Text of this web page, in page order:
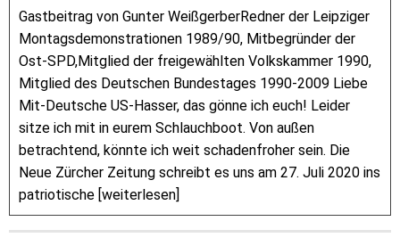
Gastbeitrag von Gunter WeißgerberRedner der Leipziger
Montagsdemonstrationen 1989/90, Mitbegründer der
Ost-SPD,Mitglied der freigewählten Volkskammer 1990,
Mitglied des Deutschen Bundestages 1990-2009 Liebe
Mit-Deutsche US-Hasser, das gönne ich euch! Leider
sitze ich mit in eurem Schlauchboot. Von außen
betrachtend, könnte ich weit schadenfroher sein. Die
Neue Zürcher Zeitung schreibt es uns am 27. Juli 2020 ins
patriotische [weiterlesen]